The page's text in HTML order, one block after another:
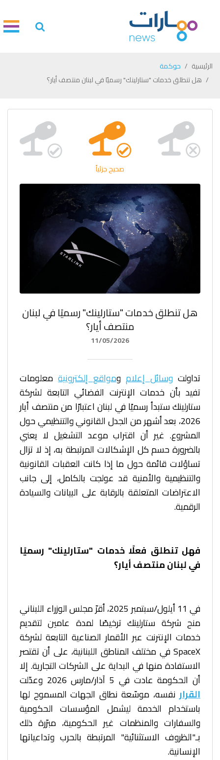
الرئيسية
حوكمة
هل تنطلق خدمات "ستارلينك" رسميًا في لبنان منتصف أيار؟
صحيح جزئياً
هل تنطلق خدمات "ستارلينك" رسميًا في لبنان
منتصف أيار؟
11/05/2026
تداولت وسائل إعلامومواقع إلكترونية معلومات
تفيد بأن خدمات الإنترنت الفضائي التابعة لشركة
ستارلينك ستبدأ رسميًا في لبنان اعتبارًا من منتصف أيار
2026، بعد أشهر من الجدل القانوني والتنظيمي حول
المشروع. غير أن اقتراب موعد التشغيل لا يعني
بالضرورة حسم كل الإشكالات المرتبطة به، إذ لا تزال
تساؤلات قائمة حول ما إذا كانت العقبات القانونية
والتنظيمية والأمنية قد عولجت بالكامل، إلى جانب
الاعتراضات المتعلقة بالرقابة على البيانات والسيادة
الرقمية.
فهل تنطلق فعلًا خدمات "ستارلينك" رسميًا
في لبنان منتصف أيار؟
في 11 أيلول/سبتمبر 2025، أقرّ مجلس الوزراء اللبناني
منح شركة ستارلينك ترخيصًا لمدة عامين لتقديم
خدمات الإنترنت عبر الأقمار الصناعية التابعة لشركة
SpaceX في مختلف المناطق اللبنانية، على أن تقتصر
الاستفادة منها في البداية على الشركات التجارية. إلا
أن الحكومة عادت في 5 آذار/مارس 2026 وعدّلت
القرار نفسه، موسّعة نطاق الجهات المسموح لها
باستخدام الخدمة ليشمل المؤسسات الحكومية
والسفارات والمنظمات غير الحكومية، مبرّرة ذلك
بـ"الظروف الاستثنائية" المرتبطة بالحرب وتداعياتها
الإنسانية.